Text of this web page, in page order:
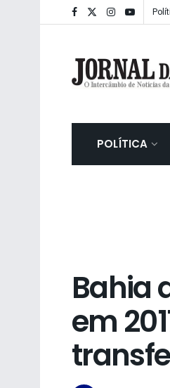
POLÍTICA
Bahia
em